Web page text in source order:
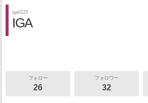
iga0125
IGA
フォロー
26
フォロワー
32